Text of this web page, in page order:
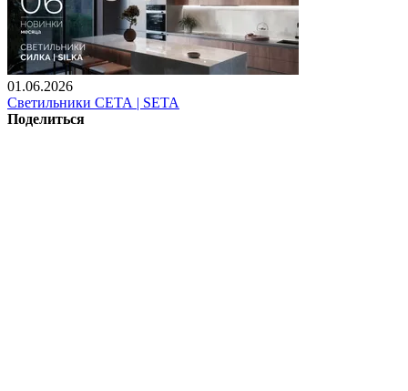
01.06.2026
Светильники СЕТА | SETA
Поделиться